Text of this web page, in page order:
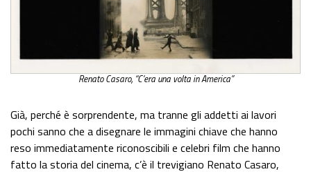
Renato Casaro, “C’era una volta in America”
Già, perché è sorprendente, ma tranne gli addetti ai lavori
pochi sanno che a disegnare le immagini chiave che hanno
reso immediatamente riconoscibili e celebri film che hanno
fatto la storia del cinema, c’è il trevigiano Renato Casaro,